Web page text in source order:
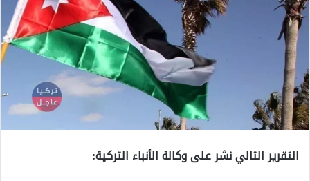
التقرير التالي نشر على وكالة الأنباء التركية: